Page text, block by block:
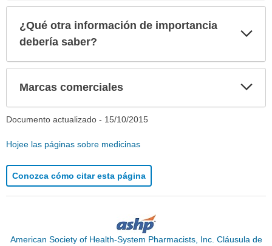
¿Qué otra información de importancia
debería saber?
Marcas comerciales
Documento actualizado - 15/10/2015
Hojee las páginas sobre medicinas
Conozca cómo citar esta página
American Society of Health-System Pharmacists, Inc. Cláusula de